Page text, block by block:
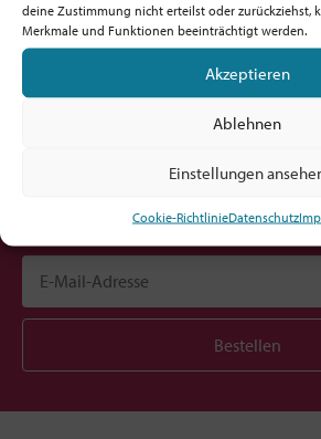
deine Zustimmung nicht erteilst oder zurückziehst,
Merkmale und Funktionen beeinträchtigt werden.
Akzeptieren
Ablehnen
Einstellungen
Cookie-RichtlinieDatenschutz
Möchtest du am
Inspirationen,
Bestellen